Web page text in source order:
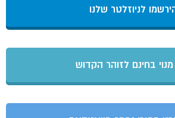
לניוזלטר שלנו
בחינם לזוהר הקדוש